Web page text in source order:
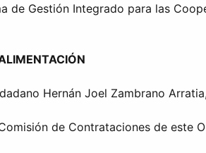
de Gestión Integrado para las
Hernán Joel Zambrano
de Contrataciones de este